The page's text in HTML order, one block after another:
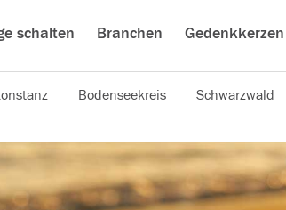
schalten Branchen Gedenkkerzen
Bodenseekreis Schwarzwald